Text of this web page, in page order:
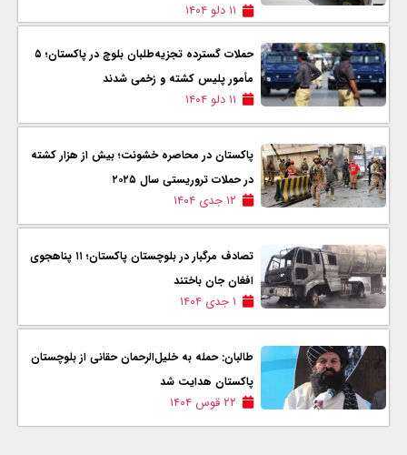
۱۱ دلو ۱۴۰۴
حملات گسترده تجزیه‌طلبان بلوچ در پاکستان؛ ۵
مأمور پلیس کشته و زخمی شدند
۱۱ دلو ۱۴۰۴
پاکستان در محاصره خشونت؛ بیش از هزار کشته
در حملات تروریستی سال ۲۰۲۵
۱۲ جدی ۱۴۰۴
تصادف مرگبار در بلوچستان پاکستان؛ ۱۱ پناهجوی
افغان جان باختند
۱ جدی ۱۴۰۴
طالبان: حمله به خلیل‌الرحمان حقانی از بلوچستان
پاکستان هدایت شد
۲۲ قوس ۱۴۰۴